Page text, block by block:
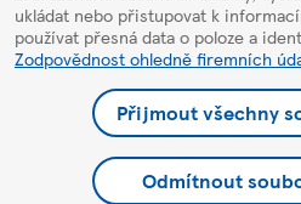
ukládat nebo přistupovat k
používat přesná data o poloze a
Zodpovědnost ohledně firemních
Přijmout všechny
Odmítnout